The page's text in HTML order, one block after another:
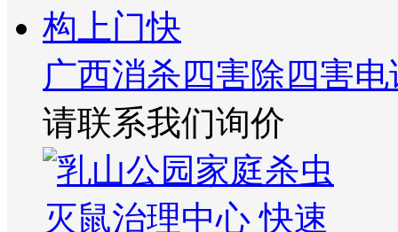
广西消杀四害除四害
请联系我们询价